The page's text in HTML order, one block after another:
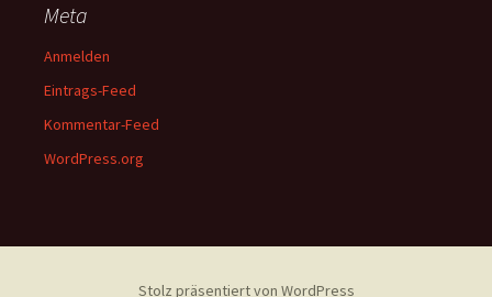
Meta
Anmelden
Eintrags-Feed
Kommentar-Feed
WordPress.org
Stolz präsentiert von WordPress